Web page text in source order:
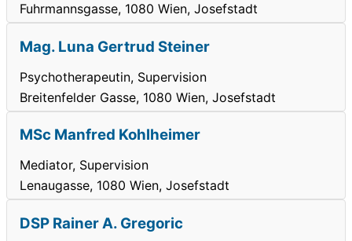
Fuhrmannsgasse, 1080 Wien, Josefstadt
Mag. Luna Gertrud Steiner
Psychotherapeutin, Supervision
Breitenfelder Gasse, 1080 Wien, Josefstadt
MSc Manfred Kohlheimer
Mediator, Supervision
Lenaugasse, 1080 Wien, Josefstadt
DSP Rainer A. Gregoric